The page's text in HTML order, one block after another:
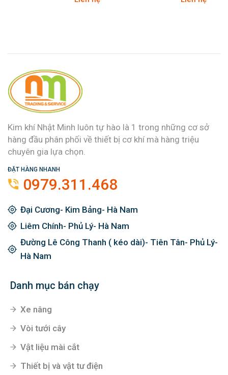
Kim khí Nhật Minh luôn tự hào là 1 trong những cơ sở
hàng đầu phân phối về thiết bị cơ khí mà hàng triệu
chuyên gia lựa chọn.
ĐẶT HÀNG NHANH
0979.311.468
Đại Cương- Kim Bảng- Hà Nam
Liêm Chính- Phủ Lý- Hà Nam
Đường Lê Công Thanh ( kéo dài)- Tiên Tân- Phủ Lý-
Hà Nam
Danh mục bán chạy
Xe nâng
Vòi tưới cây
Vật liệu mài cắt
Thiết bị và vật tư điện